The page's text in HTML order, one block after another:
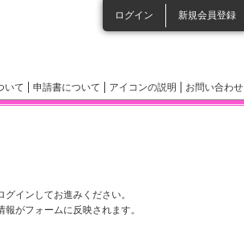
ログイン 新規会員登録
いて 申請書について アイコンの説明 お問い合わせ
インしてお進みください。
報がフォームに反映されます。